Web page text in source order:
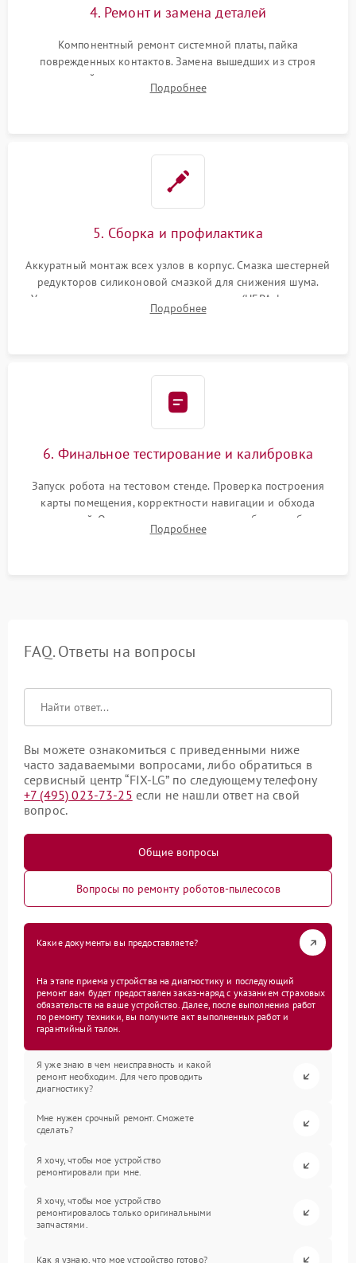
4. Ремонт и замена деталей
Компонентный ремонт системной платы, пайка
поврежденных контактов. Замена вышедших из строя
двигателей, изношенного аккумулятора, неисправного
лидара или помпы подачи воды. Восстановление шлейфов и
Подробнее
5. Сборка и профилактика
Аккуратный монтаж всех узлов в корпус. Смазка шестерней
редукторов силиконовой смазкой для снижения шума.
Установка новых расходных материалов (HEPA-фильтров,
микрофибры, щеток). Надежная фиксация разъемов и
Подробнее
6. Финальное тестирование и калибровка
Запуск робота на тестовом стенде. Проверка построения
карты помещения, корректности навигации и обхода
препятствий. Оценка силы всасывания и работы турбины.
Тестирование автоматического возврата на док-станцию и
Подробнее
FAQ. Ответы на вопросы
Вы можете ознакомиться с приведенными ниже
часто задаваемыми вопросами, либо обратиться в
сервисный центр “FIX-LG” по следующему телефону
+7 (495) 023-73-25 если не нашли ответ на свой
вопрос.
Общие вопросы
Вопросы по ремонту роботов-пылесосов
Какие документы вы предоставляете?
На этапе приема устройства на диагностику и последующий
ремонт вам будет предоставлен заказ-наряд с указанием страховых
обязательств на ваше устройство. Далее, после выполнения работ
по ремонту техники, вы получите акт выполненных работ и
гарантийный талон.
Я уже знаю в чем неисправность и какой
ремонт необходим. Для чего проводить
диагностику?
Мне нужен срочный ремонт. Сможете
сделать?
Я хочу, чтобы мое устройство
ремонтировали при мне.
Я хочу, чтобы мое устройство
ремонтировалось только оригинальными
запчастями.
Как я узнаю, что мое устройство готово?